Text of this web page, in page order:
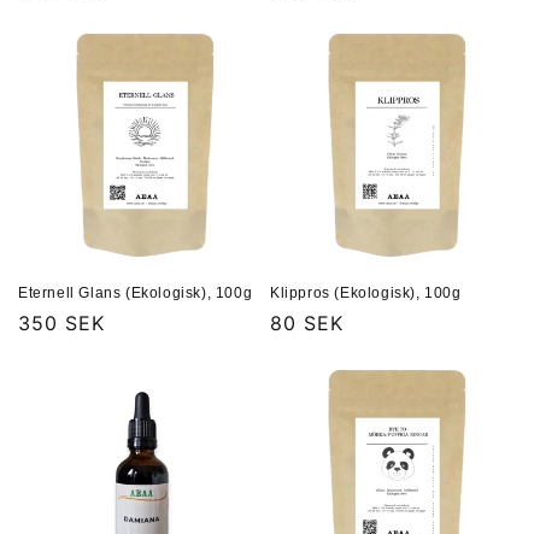
Eternell Glans (Ekologisk), 100g
Ordinarie
350 SEK
Klippros (Ekologisk), 100g
Ordinarie
80 SEK